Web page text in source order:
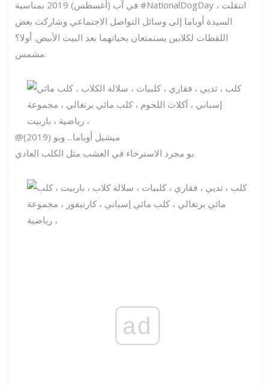
في آب (أغسطس) 2019 بمناسبة #NationalDogDay ، انتقلت
السيدة أوباما إلى وسائل التواصل الاجتماعي وشاركت بعض
اللقطات لكلابين يستمتعان بحياتهما بعد البيت الأبيض. أولا؟
مشمس.
@ميشيل أوباما... وبو (2019)
بو مجرد الاسترخاء في العشب مثل الكلب العادي.
ad